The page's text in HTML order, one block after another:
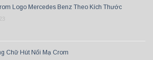
Logo Mercedes Benz Theo Kích Thước
Chữ Hút Nổi Mạ Crom